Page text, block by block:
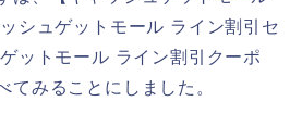
シュゲットモール ライン割引セ
ットモール ライン割引クーポ
てみることにしました。